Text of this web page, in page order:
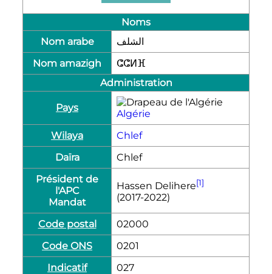
Noms
Nom arabe
الشلف
Nom amazigh
ⵛⵛⵍⴼ
Administration
Pays
Algérie
Wilaya
Chlef
Daïra
Chlef
Président de
l'APC
Mandat
Hassen Delihere[1]
(2017-2022)
Code postal
02000
Code ONS
0201
Indicatif
027